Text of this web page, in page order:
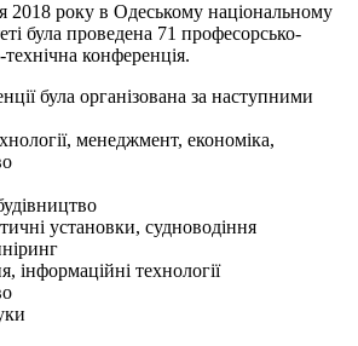
2018 року в Одеському національному
була проведена 71 професорсько-
конференція.
була організована за наступними
менеджмент, економіка,
установки, судноводіння
інформаційні технології